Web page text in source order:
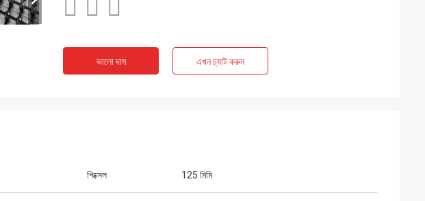
ভালো দাম এখন চ্যাট করুন
পিক্সেল 125 মিমি